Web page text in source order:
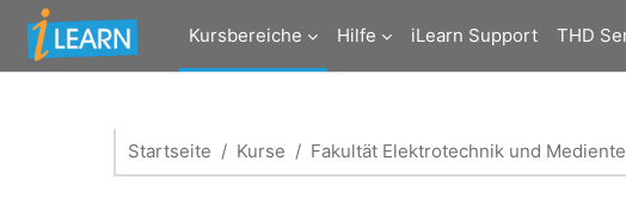
Zum Hauptinhalt
Kursbereiche
Hilfe iLearn Support THD
Startseite Kurse Fakultät Elektrotechnik und